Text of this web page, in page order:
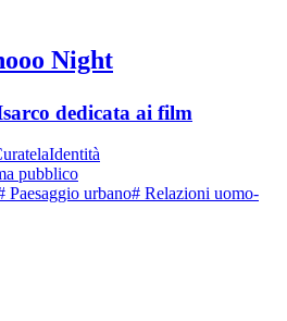
Night
dedicata ai film
Identità
pubblico
Paesaggio urbano# Relazioni uomo-